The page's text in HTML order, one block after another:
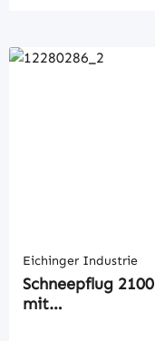
Eichinger Industrie
Schneepflug 2100
mit